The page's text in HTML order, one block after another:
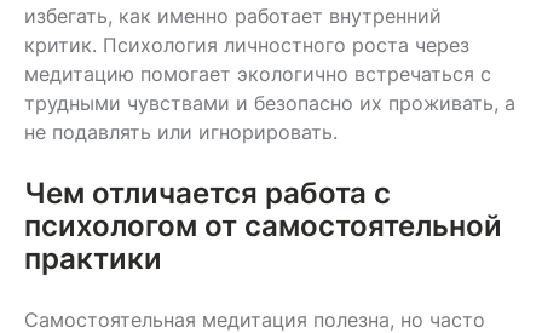
избегать, как именно работает внутренний
критик. Психология личностного роста через
медитацию помогает экологично встречаться с
трудными чувствами и безопасно их проживать, а
не подавлять или игнорировать.
Чем отличается работа с
психологом от самостоятельной
практики
Самостоятельная медитация полезна, но часто